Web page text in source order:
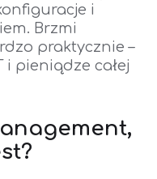
i
Brzmi
praktycznie –
i pieniądze całej